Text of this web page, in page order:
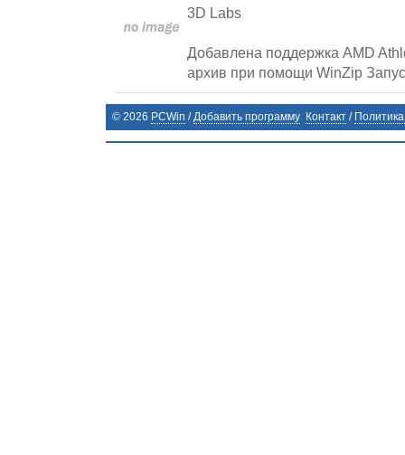
3D Labs
Добавлена поддержка AMD
архив при помощи WinZip
© 2026 PCWin /Добавить программу Контакт /